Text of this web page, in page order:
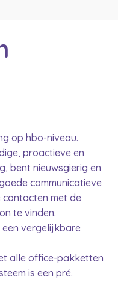
op hbo-niveau.
proactieve en
bent nieuwsgierig en
communicatieve
contacten met de
te vinden.
vergelijkbare
alle office-pakketten
is een pré.